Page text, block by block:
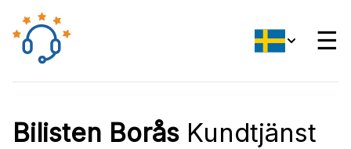
☰
Bilisten Borås Kundtjänst